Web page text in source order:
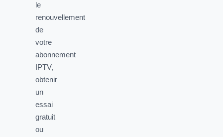
le
renouvellement
de
votre
abonnement
IPTV,
obtenir
un
essai
gratuit
ou